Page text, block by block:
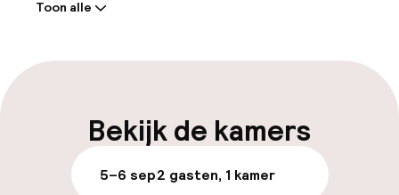
en kluisjes, en er wordt dagelijks
nauwkeurig.
Meertalige medewerkers
Parkeren & mobiliteit
Toon alle
Bekijk de kamers
5–6 sep2 gasten, 1 kamer